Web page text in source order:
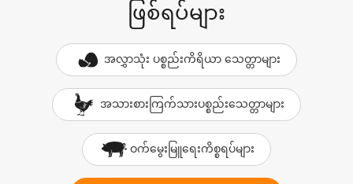
ဖြစ်ရပ်များ
အလွှာသုံး ပစ္စည်းကိရိယာ သေတ္တာများ
အသားစားကြက်သားပစ္စည်းသေတ္တာများ
ဝက်မွေးမြူရေးကိစ္စရပ်များ